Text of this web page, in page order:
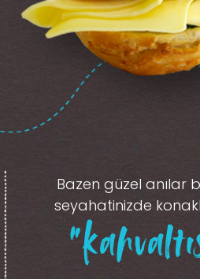
Bazen güzel anılar
seyahatinizde